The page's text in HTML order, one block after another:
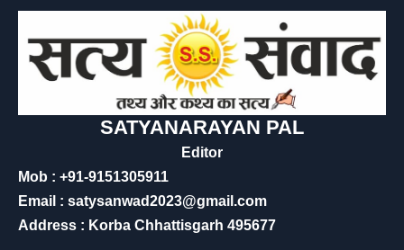
SATYANARAYAN PAL
Editor
Mob : +91-9151305911
Email : satysanwad2023@gmail.com
Address : Korba Chhattisgarh 495677